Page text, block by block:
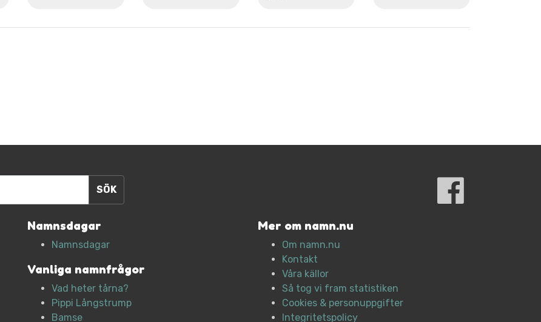
Namnsdagar
Namnsdagar
Vanliga namnfrågor
Vad heter tårna?
Pippi Långstrump
Bamse
Mer om namn.nu
Om namn.nu
Kontakt
Våra källor
Så tog vi fram statistiken
Cookies & personuppgifter
Integritetspolicy